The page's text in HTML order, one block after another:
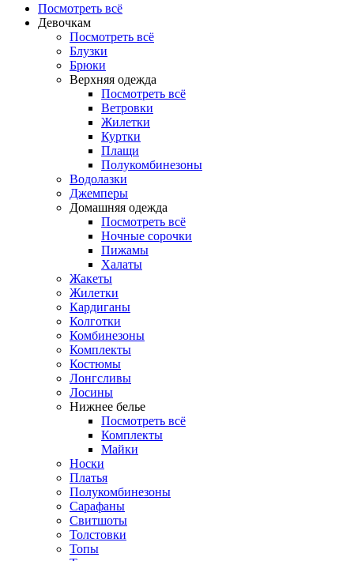
Посмотреть всё
Девочкам
Посмотреть всё
Блузки
Брюки
Верхняя одежда
Посмотреть всё
Ветровки
Жилетки
Куртки
Плащи
Полукомбинезоны
Водолазки
Джемперы
Домашняя одежда
Посмотреть всё
Ночные сорочки
Пижамы
Халаты
Жакеты
Жилетки
Кардиганы
Колготки
Комбинезоны
Комплекты
Костюмы
Лонгсливы
Лосины
Нижнее белье
Посмотреть всё
Комплекты
Майки
Носки
Платья
Полукомбинезоны
Сарафаны
Свитшоты
Толстовки
Топы